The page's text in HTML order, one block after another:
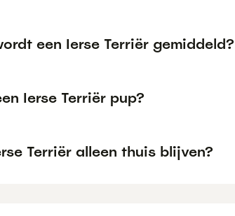
een Ierse Terriër gemiddeld?
Ierse Terriër pup?
Terriër alleen thuis blijven?